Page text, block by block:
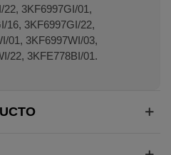
22, 3KF6997GI/01,
16, 3KF6997GI/22,
01, 3KF6997WI/03,
22, 3KFE778BI/01.